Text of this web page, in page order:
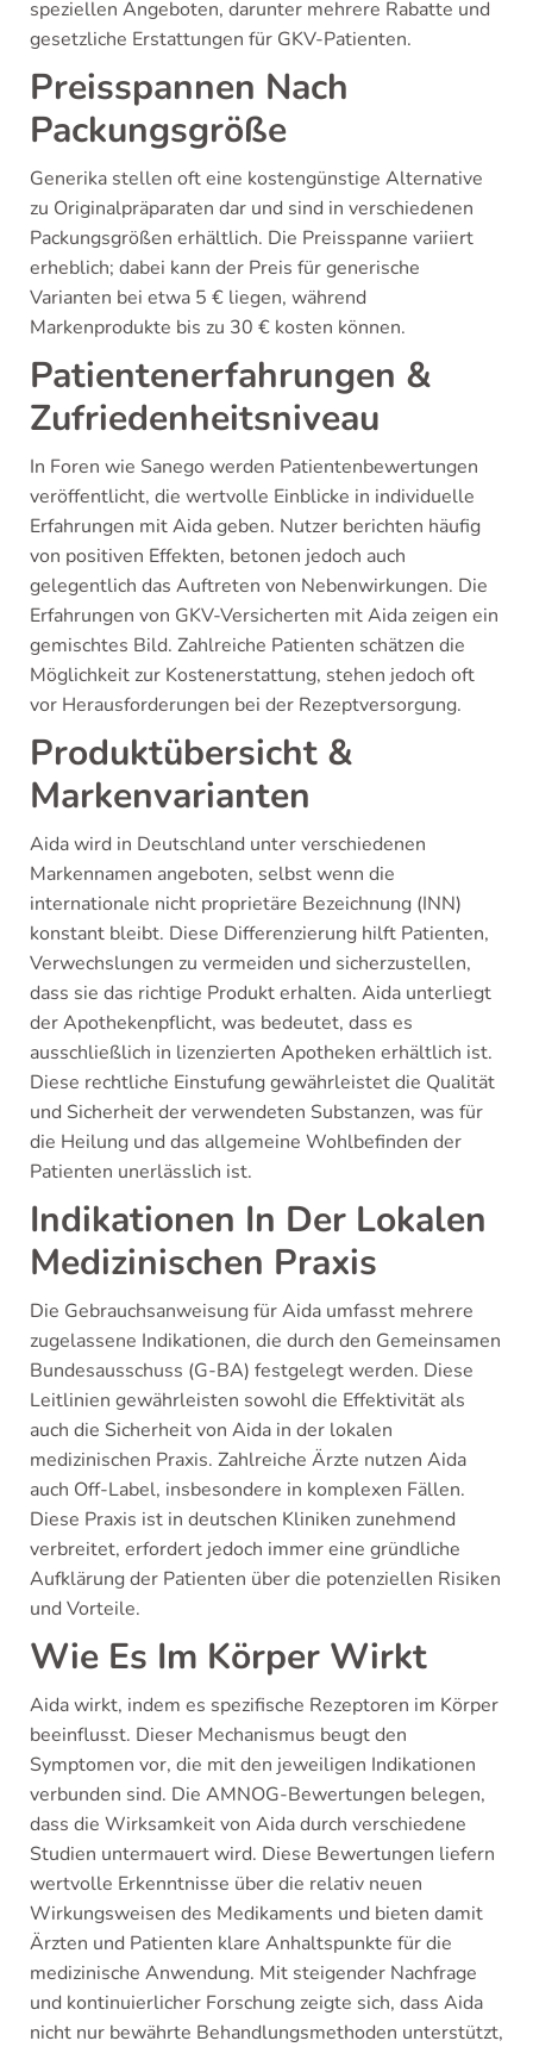
speziellen Angeboten, darunter mehrere Rabatte und
gesetzliche Erstattungen für GKV-Patienten.
Preisspannen Nach
Packungsgröße
Generika stellen oft eine kostengünstige Alternative
zu Originalpräparaten dar und sind in verschiedenen
Packungsgrößen erhältlich. Die Preisspanne variiert
erheblich; dabei kann der Preis für generische
Varianten bei etwa 5 € liegen, während
Markenprodukte bis zu 30 € kosten können.
Patientenerfahrungen &
Zufriedenheitsniveau
In Foren wie Sanego werden Patientenbewertungen
veröffentlicht, die wertvolle Einblicke in individuelle
Erfahrungen mit Aida geben. Nutzer berichten häufig
von positiven Effekten, betonen jedoch auch
gelegentlich das Auftreten von Nebenwirkungen. Die
Erfahrungen von GKV-Versicherten mit Aida zeigen ein
gemischtes Bild. Zahlreiche Patienten schätzen die
Möglichkeit zur Kostenerstattung, stehen jedoch oft
vor Herausforderungen bei der Rezeptversorgung.
Produktübersicht &
Markenvarianten
Aida wird in Deutschland unter verschiedenen
Markennamen angeboten, selbst wenn die
internationale nicht proprietäre Bezeichnung (INN)
konstant bleibt. Diese Differenzierung hilft Patienten,
Verwechslungen zu vermeiden und sicherzustellen,
dass sie das richtige Produkt erhalten. Aida unterliegt
der Apothekenpflicht, was bedeutet, dass es
ausschließlich in lizenzierten Apotheken erhältlich ist.
Diese rechtliche Einstufung gewährleistet die Qualität
und Sicherheit der verwendeten Substanzen, was für
die Heilung und das allgemeine Wohlbefinden der
Patienten unerlässlich ist.
Indikationen In Der Lokalen
Medizinischen Praxis
Die Gebrauchsanweisung für Aida umfasst mehrere
zugelassene Indikationen, die durch den Gemeinsamen
Bundesausschuss (G-BA) festgelegt werden. Diese
Leitlinien gewährleisten sowohl die Effektivität als
auch die Sicherheit von Aida in der lokalen
medizinischen Praxis. Zahlreiche Ärzte nutzen Aida
auch Off-Label, insbesondere in komplexen Fällen.
Diese Praxis ist in deutschen Kliniken zunehmend
verbreitet, erfordert jedoch immer eine gründliche
Aufklärung der Patienten über die potenziellen Risiken
und Vorteile.
Wie Es Im Körper Wirkt
Aida wirkt, indem es spezifische Rezeptoren im Körper
beeinflusst. Dieser Mechanismus beugt den
Symptomen vor, die mit den jeweiligen Indikationen
verbunden sind. Die AMNOG-Bewertungen belegen,
dass die Wirksamkeit von Aida durch verschiedene
Studien untermauert wird. Diese Bewertungen liefern
wertvolle Erkenntnisse über die relativ neuen
Wirkungsweisen des Medikaments und bieten damit
Ärzten und Patienten klare Anhaltspunkte für die
medizinische Anwendung. Mit steigender Nachfrage
und kontinuierlicher Forschung zeigte sich, dass Aida
nicht nur bewährte Behandlungsmethoden unterstützt,